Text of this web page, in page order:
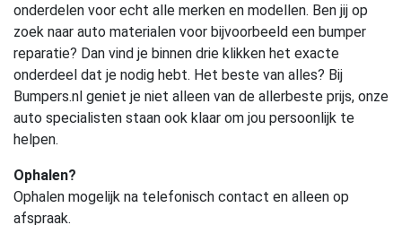
onderdelen voor echt alle merken en modellen. Ben jij op
zoek naar auto materialen voor bijvoorbeeld een bumper
reparatie? Dan vind je binnen drie klikken het exacte
onderdeel dat je nodig hebt. Het beste van alles? Bij
Bumpers.nl geniet je niet alleen van de allerbeste prijs, onze
auto specialisten staan ook klaar om jou persoonlijk te
helpen.
Ophalen?
Ophalen mogelijk na telefonisch contact en alleen op
afspraak.